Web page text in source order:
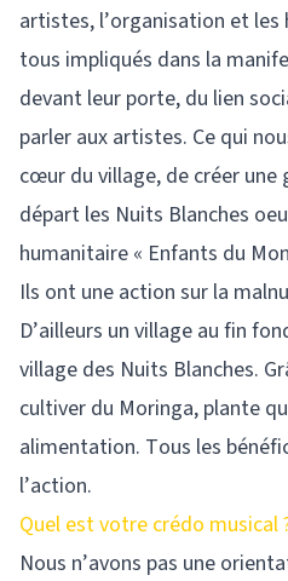
artistes, l’organisation et
tous impliqués dans la
devant leur porte, du lien
parler aux artistes. Ce qui
cœur du village, de créer une
départ les Nuits Blanches
humanitaire « Enfants du
Ils ont une action sur la
D’ailleurs un village au fin
village des Nuits Blanches.
cultiver du Moringa, plante
alimentation. Tous les
l’action.
Quel est votre crédo musical
Nous n’avons pas une